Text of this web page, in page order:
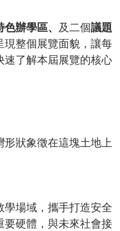
辦學區、 及二個議題
整個展覽面貌，讓每
了解本屆展覽的核心
狀象徵在這塊土地上
場域，攜手打造安全
要硬體，與未來社會接